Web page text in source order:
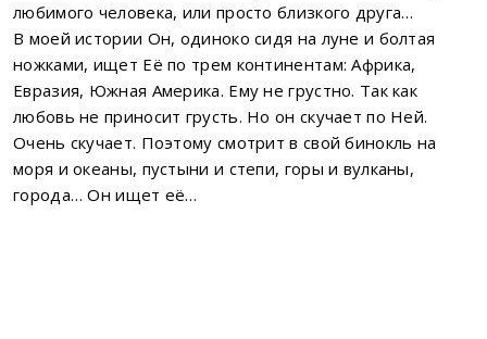
любимого человека, или просто близкого друга…
В моей истории Он, одиноко сидя на луне и болтая
ножками, ищет Её по трем континентам: Африка,
Евразия, Южная Америка. Ему не грустно. Так как
любовь не приносит грусть. Но он скучает по Ней.
Очень скучает. Поэтому смотрит в свой бинокль на
моря и океаны, пустыни и степи, горы и вулканы,
города… Он ищет её…